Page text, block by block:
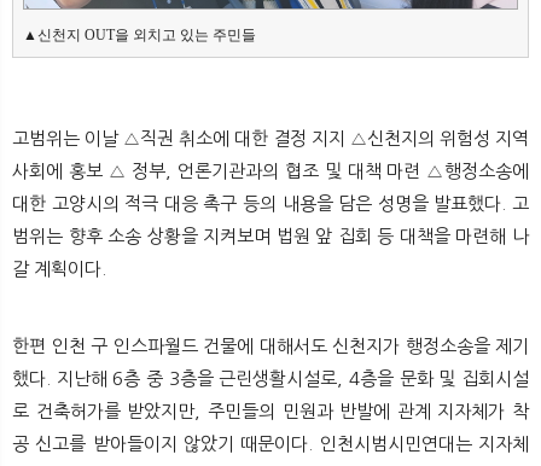
▲신천지 OUT을 외치고 있는 주민들
고범위는 이날 △직권 취소에 대한 결정 지지 △신천지의 위험성 지역
사회에 홍보 △ 정부, 언론기관과의 협조 및 대책 마련 △행정소송에
대한 고양시의 적극 대응 촉구 등의 내용을 담은 성명을 발표했다. 고
범위는 향후 소송 상황을 지켜보며 법원 앞 집회 등 대책을 마련해 나
갈 계획이다.
한편 인천 구 인스파월드 건물에 대해서도 신천지가 행정소송을 제기
했다. 지난해 6층 중 3층을 근린생활시설로, 4층을 문화 및 집회시설
로 건축허가를 받았지만, 주민들의 민원과 반발에 관계 지자체가 착
공 신고를 받아들이지 않았기 때문이다. 인천시범시민연대는 지자체